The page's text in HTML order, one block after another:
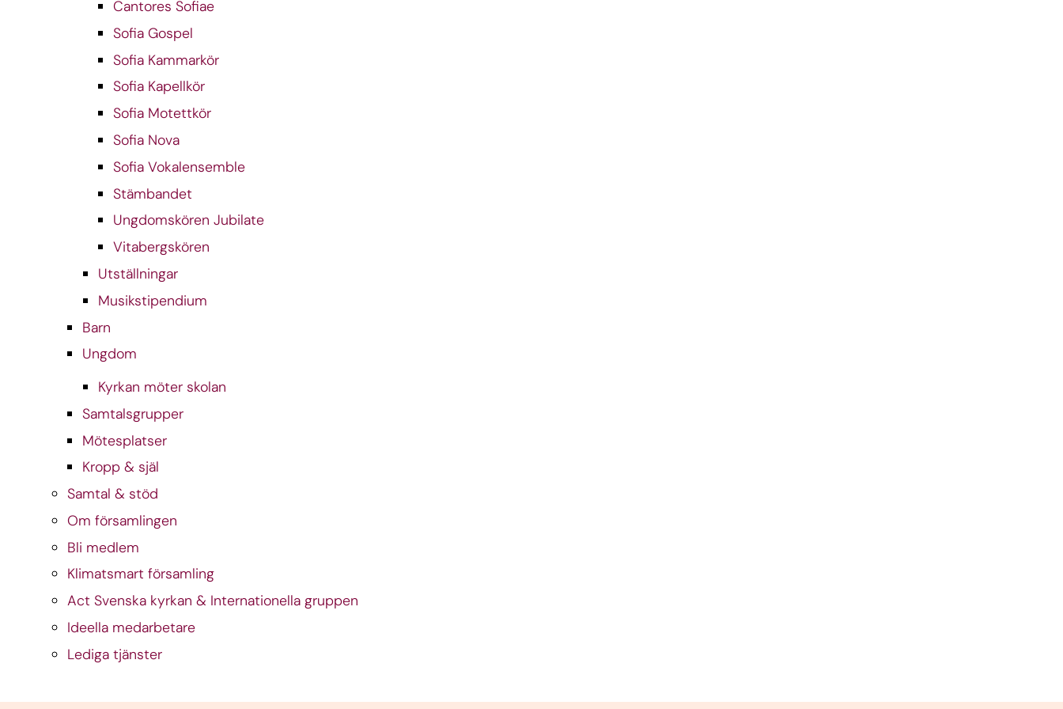
Cantores Sofiae
Sofia Gospel
Sofia Kammarkör
Sofia Kapellkör
Sofia Motettkör
Sofia Nova
Sofia Vokalensemble
Stämbandet
Ungdomskören Jubilate
Vitabergskören
Utställningar
Musikstipendium
Barn
Ungdom
Kyrkan möter skolan
Samtalsgrupper
Mötesplatser
Kropp & själ
Samtal & stöd
Om församlingen
Bli medlem
Klimatsmart församling
Act Svenska kyrkan & Internationella gruppen
Ideella medarbetare
Lediga tjänster